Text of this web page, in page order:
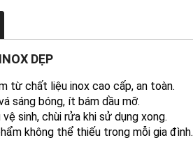
DẸP
từ chất liệu inox cao cấp, an toàn.
sáng bóng, ít bám dầu mỡ​.
vệ sinh, chùi rửa khi sử dụng xong.
không thể thiếu trong mỗi gia đình.